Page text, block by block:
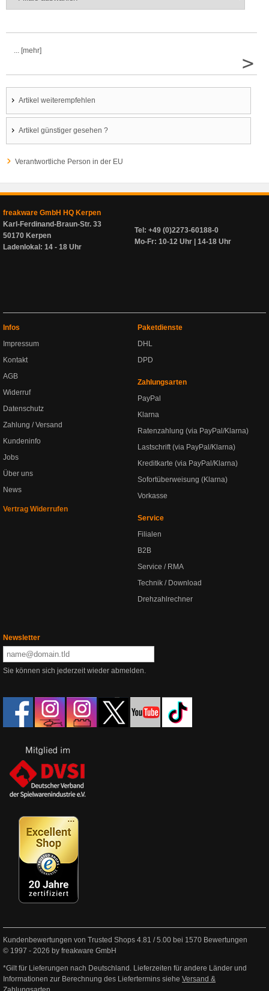
... [mehr]
>
Artikel weiterempfehlen
Artikel günstiger gesehen ?
Verantwortliche Person in der EU
freakware GmbH HQ Kerpen
Karl-Ferdinand-Braun-Str. 33
50170 Kerpen
Ladenlokal: 14 - 18 Uhr
Tel: +49 (0)2273-60188-0
Mo-Fr: 10-12 Uhr | 14-18 Uhr
Infos
Impressum
Kontakt
AGB
Widerruf
Datenschutz
Zahlung / Versand
Kundeninfo
Jobs
Über uns
News
Vertrag Widerrufen
Paketdienste
DHL
DPD
Zahlungsarten
PayPal
Klarna
Ratenzahlung (via PayPal/Klarna)
Lastschrift (via PayPal/Klarna)
Kreditkarte (via PayPal/Klarna)
Sofortüberweisung (Klarna)
Vorkasse
Service
Filialen
B2B
Service / RMA
Technik / Download
Drehzahlrechner
Newsletter
Sie können sich jederzeit wieder abmelden.
Kundenbewertungen von Trusted Shops 4.81 /5.00 bei 1570 Bewertungen
© 1997 - 2026 by freakware GmbH
*Gilt für Lieferungen nach Deutschland. Lieferzeiten für andere Länder und
Informationen zur Berechnung des Liefertermins siehe Versand &